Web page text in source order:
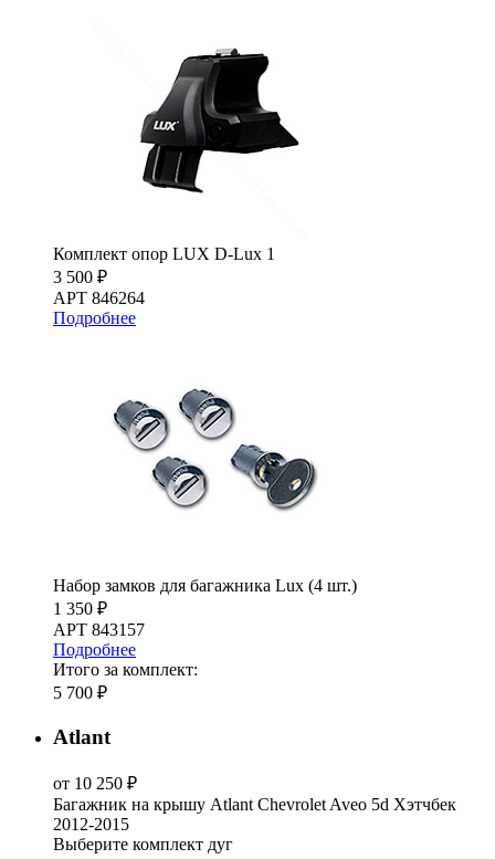
Комплект опор LUX D-Lux 1
3 500 ₽
АРТ 846264
Подробнее
Набор замков для багажника Lux (4 шт.)
1 350 ₽
АРТ 843157
Подробнее
Итого за комплект:
5 700 ₽
Atlant
от 10 250 ₽
Багажник на крышу Atlant Chevrolet Aveo 5d Хэтчбек
2012-2015
Выберите комплект дуг